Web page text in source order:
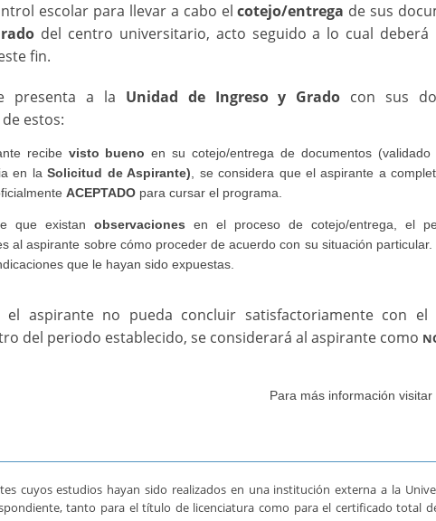
escolar para llevar a cabo elcotejo/entrega de sus
del centro universitario, acto seguido a lo cual deberá
fin.
presenta a la Unidad de Ingreso y Grado con sus
de estos:
recibe visto bueno en su cotejo/entrega de documentos
en laSolicitud de Aspirante), se considera que el aspirante a
ACEPTADO para cursar el programa.
que existan observaciones en el proceso de cotejo/entrega, el
al aspirante sobre cómo proceder de acuerdo con su situación
que le hayan sido expuestas.
el aspirante no pueda concluir satisfactoriamente con
del periodo establecido, se considerará al aspirante como
Para más información visitar
cuyos estudios hayan sido realizados en una institución externa a la
tanto para el título de licenciatura como para el certificado total